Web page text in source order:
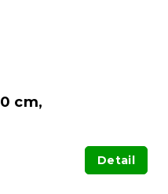
cm,
Detail